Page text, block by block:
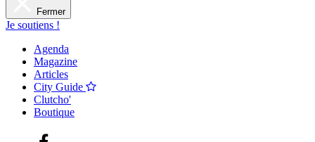
Fermer
Je soutiens !
Agenda
Magazine
Articles
City Guide
Clutcho'
Boutique